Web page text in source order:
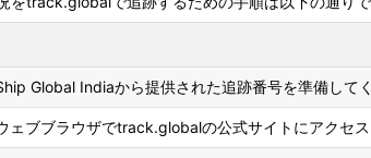
Global Indiaから提供された追跡番号を準備してく
ェブブラウザでtrack.globalの公式サイトにアクセス